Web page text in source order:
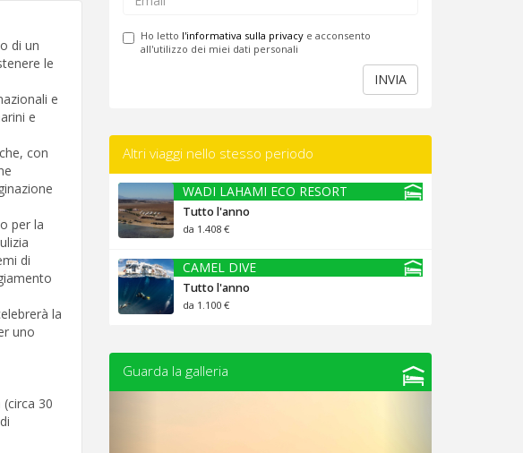
di un
le
e
e
con
per la
di
la
uno
30
Ho letto l'informativa sulla privacy e acconsento
all'utilizzo dei miei dati personali
INVIA
Altri viaggi nello stesso periodo
WADI LAHAMI ECO RESORT
Tutto l'anno
da 1.408 €
CAMEL DIVE
Tutto l'anno
da 1.100 €
Guarda la galleria